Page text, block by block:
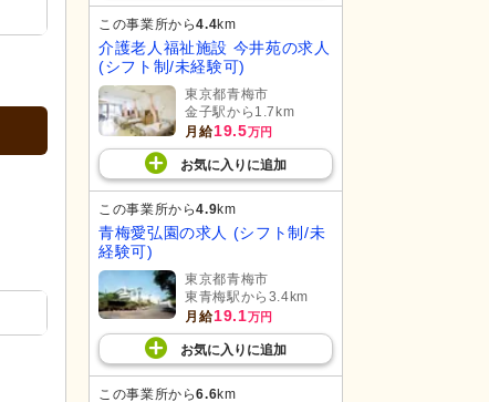
この事業所から4.4km
介護老人福祉施設 今井苑の求人
(シフト制/未経験可)
東京都青梅市
金子駅から1.7km
月給19.5万円
お気に入り に追加
この事業所から4.9km
青梅愛弘園の求人 (シフト制/未
経験可)
東京都青梅市
東青梅駅から3.4km
月給19.1万円
お気に入り に追加
この事業所から6.6km